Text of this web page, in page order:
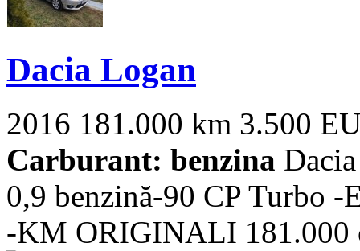
Dacia Logan
2016 181.000 km 3.500
Carburant: benzina
0,9 benzină-90 CP Turbo -
-KM ORIGINALI 181.000